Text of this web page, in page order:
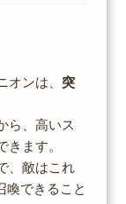
オンは、 突
ら、高いス
ます。
、敵はこれ
喚できること